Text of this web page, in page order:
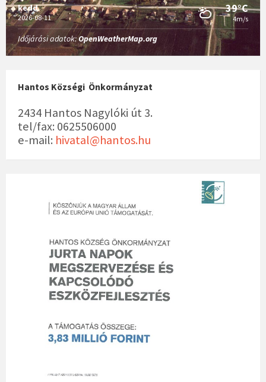
kedd
2026-08-11
39°C
4m/s
Időjárási adatok:OpenWeatherMap.org
Hantos Községi Önkormányzat
2434 Hantos Nagylóki út 3.
tel/fax: 0625506000
e-mail: hivatal@hantos.hu